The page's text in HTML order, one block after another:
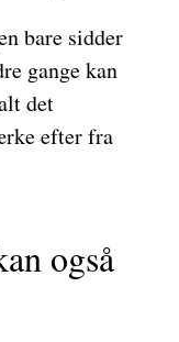
bare sidder
gange kan
det
efter fra
også